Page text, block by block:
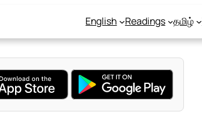
English Readings தமிழ்